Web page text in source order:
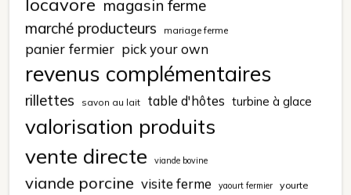
locavore magasin ferme
marché producteurs
mariage ferme
panier fermier pick your own
revenus complémentaires
rillettes savon au lait table d'hôtes turbine à glace
valorisation produits
vente directe viande bovine
viande porcine visite ferme yaourt fermier yourte